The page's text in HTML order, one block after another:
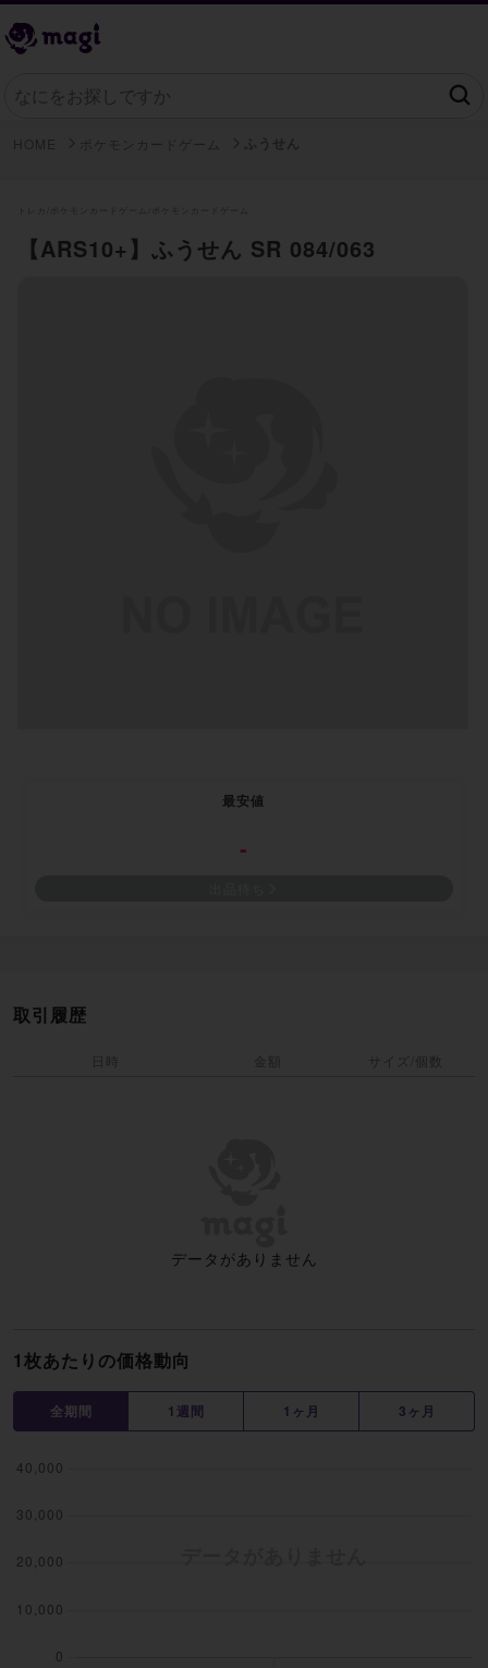
【ARS10+】ふうせん SR 084/063
最安値
-
1枚あたりの価格動向
全期間 1週間 1ヶ月 3ヶ月
取引履歴
日時 金額 サイズ/個数
データがありません